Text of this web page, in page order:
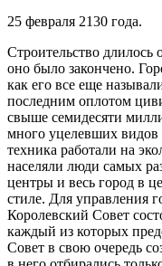
25 февраля 2130 года.
Строительство длилось
оно было закончено.
как его все еще
последним оплотом
свыше семидесяти
много уцелевших
техника работали на
населяли люди самых
центры и весь город в
стиле. Для управления
Королевский Совет
каждый из которых
Совет в свою очередь